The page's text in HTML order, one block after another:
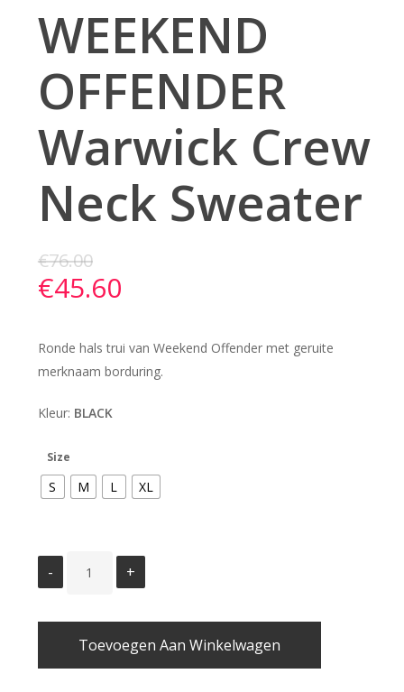
WEEKEND
OFFENDER
Warwick Crew
Neck Sweater
€76.00
€45.60
Ronde hals trui van Weekend Offender met geruite
merknaam borduring.
Kleur: BLACK
Size
S M L XL
Toevoegen Aan Winkelwagen